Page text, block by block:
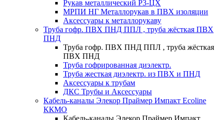
Рукав металлический Р3-ЦХ
МРПИ НГ Металлорукав в ПВХ изоляции
Аксессуары к металлорукаву
Труба гофр. ПВХ ПНД ППЛ , труба жёсткая ПВХ
ПНД
Труба гофр. ПВХ ПНД ППЛ , труба жёсткая
ПВХ ПНД
Труба гофрированная диэлектр.
Труба жесткая диэлектр. из ПВХ и ПНД
Аксессуары к трубам
ДКС Трубы и Аксессуары
Кабель-каналы Элекор Праймер Импакт Ecoline
ККМО
Кабель-каналы Элекор Праймер Импакт